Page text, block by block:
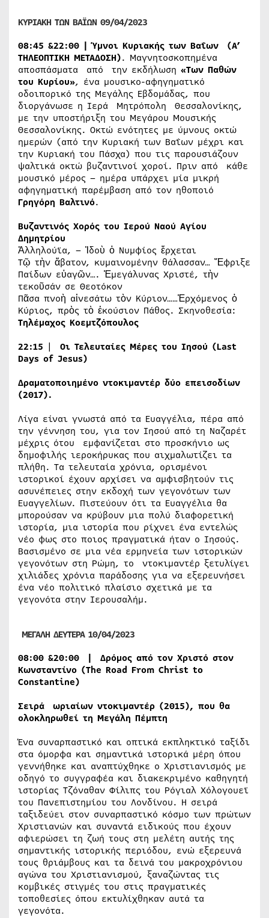
ΚΥΡΙΑΚΗ ΤΩΝ ΒΑΪΩΝ 09/04/2023
08:45 &22:00 | Ύμνοι Κυριακής των Βαΐων (A’
ΤΗΛΕΟΠΤΙΚΗ ΜΕΤΑΔΟΣΗ). Μαγνητοσκοπημένα
αποσπάσματα από την εκδήλωση «Των Παθών
του Κυρίου», ένα μουσικο-αφηγηματικό
οδοιπορικό της Μεγάλης Εβδομάδας, που
διοργάνωσε η Ιερά Μητρόπολη Θεσσαλονίκης,
με την υποστήριξη του Μεγάρου Μουσικής
Θεσσαλονίκης. Οκτώ ενότητες με ύμνους οκτώ
ημερών (από την Κυριακή των Βαΐων μέχρι και
την Κυριακή του Πάσχα) που τις παρουσιάζουν
ψαλτικά οκτώ βυζαντινοί χοροί. Πριν από κάθε
μουσικό μέρος – ημέρα υπάρχει μία μικρή
αφηγηματική παρέμβαση από τον ηθοποιό
Γρηγόρη Βαλτινό.
Βυζαντινός Χορός του Ιερού Ναού Αγίου
Δημητρίου
Ἀλληλούϊα, – Ἰδοὺ ὁ Νυμφίος ἔρχεται
Τῷ τὴν ἄβατον, κυμαινομένην θάλασσαν… Ἔφριξε
Παίδων εὐαγῶν…. Ἐμεγάλυνας Χριστέ, τὴν
τεκοῦσάν σε Θεοτόκον
Πᾶσα πνοὴ αἰνεσάτω τὸν Κύριον……Ἐρχόμενος ὁ
Κύριος, πρὸς τὸ ἑκούσιον Πάθος. Σκηνοθεσία:
Τηλέμαχος Κοεμτζόπουλος
22:15 | Οι Τελευταίες Μέρες του Ιησού (Last
Days of Jesus)
Δραματοποιημένο ντοκιμαντέρ δύο επεισοδίων
(2017).
Λίγα είναι γνωστά από τα Ευαγγέλια, πέρα από
την γέννηση του, για τον Ιησού από τη Ναζαρέτ
μέχρις ότου εμφανίζεται στο προσκήνιο ως
δημοφιλής ιεροκήρυκας που αιχμαλωτίζει τα
πλήθη. Τα τελευταία χρόνια, ορισμένοι
ιστορικοί έχουν αρχίσει να αμφισβητούν τις
ασυνέπειες στην εκδοχή των γεγονότων των
Ευαγγελίων. Πιστεύουν ότι τα Ευαγγέλια θα
μπορούσαν να κρύβουν μια πολύ διαφορετική
ιστορία, μια ιστορία που ρίχνει ένα εντελώς
νέο φως στο ποιος πραγματικά ήταν ο Ιησούς.
Βασισμένο σε μια νέα ερμηνεία των ιστορικών
γεγονότων στη Ρώμη, το ντοκιμαντέρ ξετυλίγει
χιλιάδες χρόνια παράδοσης για να εξερευνήσει
ένα νέο πολιτικό πλαίσιο σχετικά με τα
γεγονότα στην Ιερουσαλήμ.
ΜΕΓΑΛΗ ΔΕΥΤΕΡΑ 10/04/2023
08:00 &20:00 | Δρόμος από τον Χριστό στον
Κωνσταντίνο (The Road From Christ to
Constantine)
Σειρά ωριαίων ντοκιμαντέρ (2015), που θα
ολοκληρωθεί τη Μεγάλη Πέμπτη
Ένα συναρπαστικό και οπτικά εκπληκτικό ταξίδι
στα όμορφα και σημαντικά ιστορικά μέρη όπου
γεννήθηκε και αναπτύχθηκε ο Χριστιανισμός με
οδηγό το συγγραφέα και διακεκριμένο καθηγητή
ιστορίας Τζόναθαν Φίλιπς του Ρόγιαλ Xόλογουεϊ
του Πανεπιστημίου του Λονδίνου. Η σειρά
ταξιδεύει στον συναρπαστικό κόσμο των πρώτων
Χριστιανών και συναντά ειδικούς που έχουν
αφιερώσει τη ζωή τους στη μελέτη αυτής της
σημαντικής ιστορικής περιόδου, ενώ εξερευνά
τους θριάμβους και τα δεινά του μακροχρόνιου
αγώνα του Χριστιανισμού, ξαναζώντας τις
κομβικές στιγμές του στις πραγματικές
τοποθεσίες όπου εκτυλίχθηκαν αυτά τα
γεγονότα.